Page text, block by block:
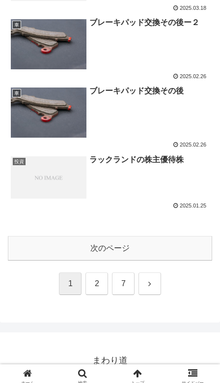
2025.03.18
車 ブレーキパッド交換その後ー２
2025.02.26
車 ブレーキパッド交換その後
2025.02.26
投資 ラックランドの株主優待株
2025.01.25
次のページ
1 2 7 次
まわり道
© 2018 まわり道.